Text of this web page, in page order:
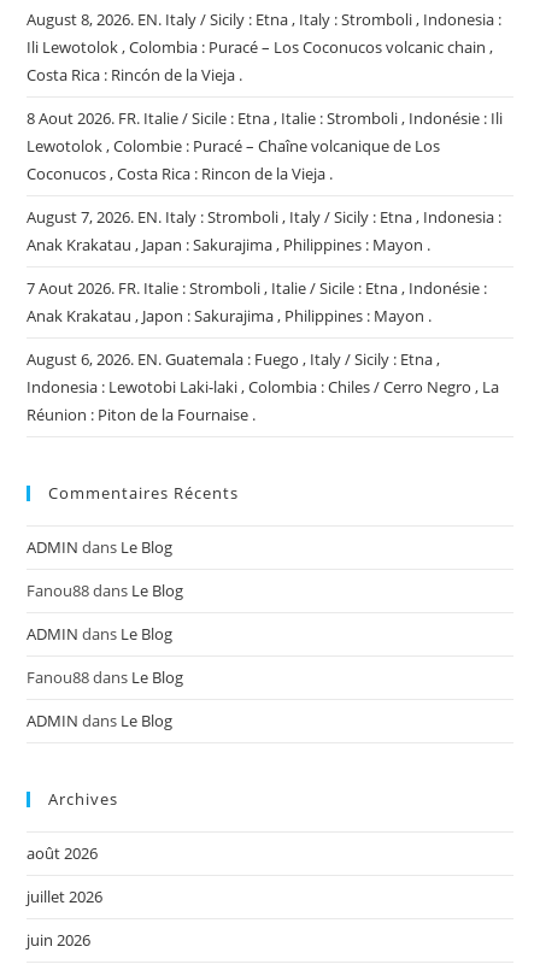
August 8, 2026. EN. Italy / Sicily : Etna , Italy : Stromboli , Indonesia :
Ili Lewotolok , Colombia : Puracé – Los Coconucos volcanic chain ,
Costa Rica : Rincón de la Vieja .
8 Aout 2026. FR. Italie / Sicile : Etna , Italie : Stromboli , Indonésie : Ili
Lewotolok , Colombie : Puracé – Chaîne volcanique de Los
Coconucos , Costa Rica : Rincon de la Vieja .
August 7, 2026. EN. Italy : Stromboli , Italy / Sicily : Etna , Indonesia :
Anak Krakatau , Japan : Sakurajima , Philippines : Mayon .
7 Aout 2026. FR. Italie : Stromboli , Italie / Sicile : Etna , Indonésie :
Anak Krakatau , Japon : Sakurajima , Philippines : Mayon .
August 6, 2026. EN. Guatemala : Fuego , Italy / Sicily : Etna ,
Indonesia : Lewotobi Laki-laki , Colombia : Chiles / Cerro Negro , La
Réunion : Piton de la Fournaise .
Commentaires Récents
ADMIN dans Le Blog
Fanou88dans Le Blog
ADMIN dans Le Blog
Fanou88dans Le Blog
ADMIN dans Le Blog
Archives
août 2026
juillet 2026
juin 2026